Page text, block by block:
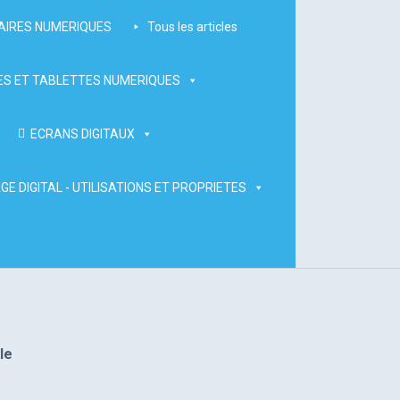
NUMERIQUES Tous les articles
ET TABLETTES NUMERIQUES
ECRANS DIGITAUX
DIGITAL - UTILISATIONS ET PROPRIETES